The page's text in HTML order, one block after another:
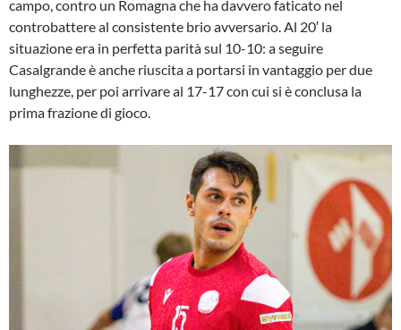
campo, contro un Romagna che ha davvero faticato nel
controbattere al consistente brio avversario. Al 20′ la
situazione era in perfetta parità sul 10-10: a seguire
Casalgrande è anche riuscita a portarsi in vantaggio per due
lunghezze, per poi arrivare al 17-17 con cui si è conclusa la
prima frazione di gioco.